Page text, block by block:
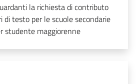
la richiesta di contributo
di testo per le scuole secondarie
studente maggiorenne